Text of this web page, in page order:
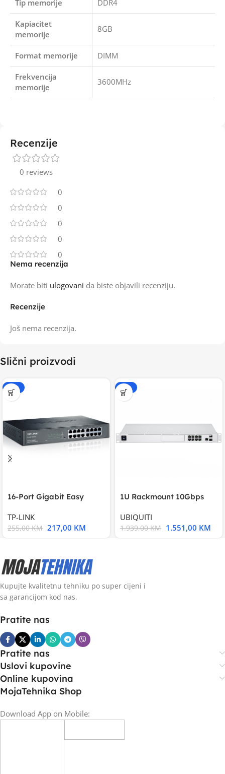
Tip memorije DDR4
Kapiacitet
memorije
8GB
Format memorije DIMM
Frekvencija
memorije
3600MHz
Recenzije
0 reviews
0
0
0
0
0
Recenzije
Još nema recenzija.
Nema recenzija
Morate biti ulogovani da biste objavili recenziju.
Slični proizvodi
-15%
16-Port Gigabit Easy
TP-LINK
255,00KM 217,00 KM
-20%
1U Rackmount 10Gbps
UBIQUITI
1.939,00KM 1.551,00 KM
Kupujte kvalitetnu tehniku po super cijeni i
sa garancijom kod nas.
Pratite nas
Pratite nas
Uslovi kupovine
Online kupovina
MojaTehnika Shop
Download App on Mobile: